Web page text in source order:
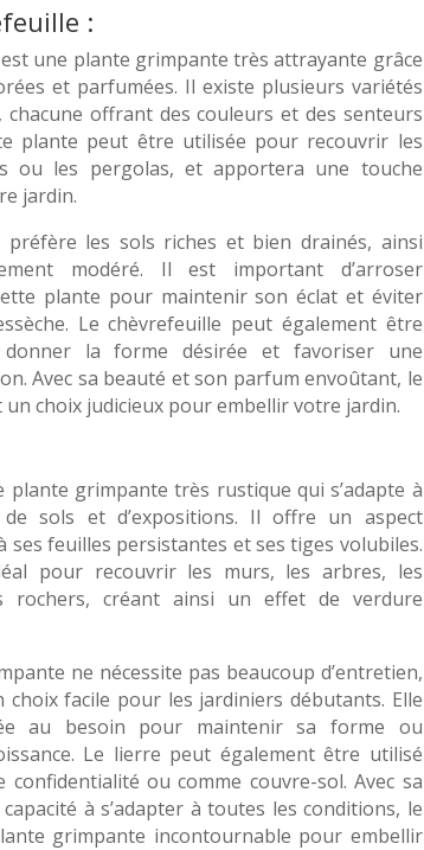
:
une plante grimpante très attrayante grâce
et parfumées. Il existe plusieurs variétés
chacune offrant des couleurs et des senteurs
plante peut être utilisée pour recouvrir les
ou les pergolas, et apportera une touche
jardin.
préfère les sols riches et bien drainés, ainsi
modéré. Il est important d’arroser
plante pour maintenir son éclat et éviter
Le chèvrefeuille peut également être
la forme désirée et favoriser une
Avec sa beauté et son parfum envoûtant, le
choix judicieux pour embellir votre jardin.
plante grimpante très rustique qui s’adapte à
sols et d’expositions. Il offre un aspect
ses feuilles persistantes et ses tiges volubiles.
pour recouvrir les murs, les arbres, les
rochers, créant ainsi un effet de verdure
ne nécessite pas beaucoup d’entretien,
choix facile pour les jardiniers débutants. Elle
au besoin pour maintenir sa forme ou
Le lierre peut également être utilisé
confidentialité ou comme couvre-sol. Avec sa
à s’adapter à toutes les conditions, le
grimpante incontournable pour embellir